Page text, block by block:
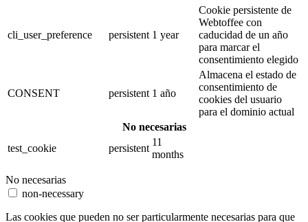
cli_user_preference persistent 1 year
Cookie persistente de
Webtoffee con
caducidad de un año
para marcar el
consentimiento elegido
CONSENT persistent 1 año
Almacena el estado de
consentimiento de
cookies del usuario
para el dominio actual
No necesarias
test_cookie
persistent
11
months
No necesarias
non-necessary
Las cookies que pueden no ser particularmente necesarias para que